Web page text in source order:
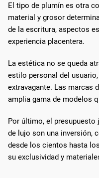
El tipo de plumín es otra
material y grosor
de la escritura, aspectos
experiencia placentera.
La estética no se queda
estilo personal del
extravagante. Las marcas
amplia gama de modelos
Por último, el presupuesto
de lujo son una inversión,
desde los cientos hasta
su exclusividad y